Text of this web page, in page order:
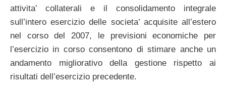
attivita’ collaterali e il consolidamento integrale
sull’intero esercizio delle societa’ acquisite all’estero
nel corso del 2007, le previsioni economiche per
l’esercizio in corso consentono di stimare anche un
andamento migliorativo della gestione rispetto ai
risultati dell’esercizio precedente.